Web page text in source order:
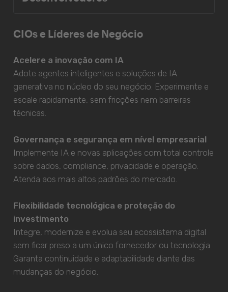
CIOs e Líderes de Negócio
Acelere a inovação com IA
Adote agentes inteligentes e soluções de IA
generativa no núcleo do seu negócio. Experimente e
escale rapidamente, sem fricções nem barreiras
técnicas.
Governança e segurança em nível empresarial
Implemente IA e novas aplicações com total controle
sobre dados, compliance, privacidade e operação.
Atenda aos mais altos padrões do mercado.
Flexibilidade tecnológica e proteção do
investimento
Integre, modernize e evolua seu ecossistema digital
sem ficar preso a um único fornecedor ou tecnologia.
Garanta continuidade e adaptabilidade diante das
mudanças do negócio.